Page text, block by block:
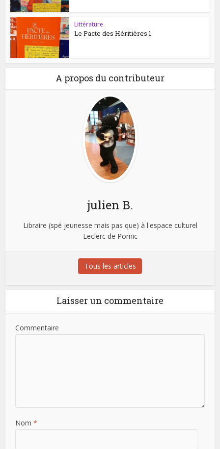
Littérature
Le Pacte des Héritières 1
A propos du contributeur
julien B.
Libraire (spé jeunesse mais pas que) à l'espace culturel
Leclerc de Pornic
Tous les articles
Laisser un commentaire
Commentaire
Nom *